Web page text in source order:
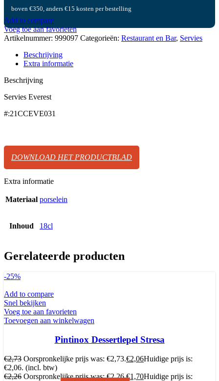
boven €350, anders €15 kosten per bestelling
Add to compare
Voeg toe aan favorieten
Artikelnummer: 999097 Categorieën: Restaurant en Bar, Servies
Beschrijving
Extra informatie
Beschrijving
Servies Everest
#:21CCEVE031
DOWNLOAD HET PRODUCTBLAD
Extra informatie
Materiaal porselein
Inhoud 18cl
Gerelateerde producten
-25%
Add to compare
Snel bekijken
Voeg toe aan favorieten
Toevoegen aan winkelwagen
Pintinox Dessertlepel Stresa
€2,73 Oorspronkelijke prijs was: €2,73.€2,06Huidige prijs is:
€2,06. (incl. btw)
€2,26 Oorspronkelijke prijs was: €2,26.€1,70Huidige prijs is: